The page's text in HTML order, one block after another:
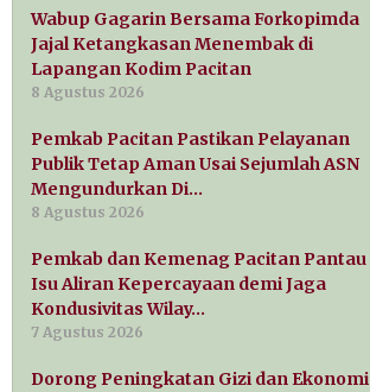
Wabup Gagarin Bersama Forkopimda
Jajal Ketangkasan Menembak di
Lapangan Kodim Pacitan
8 Agustus 2026
Pemkab Pacitan Pastikan Pelayanan
Publik Tetap Aman Usai Sejumlah ASN
Mengundurkan Di…
8 Agustus 2026
Pemkab dan Kemenag Pacitan Pantau
Isu Aliran Kepercayaan demi Jaga
Kondusivitas Wilay…
7 Agustus 2026
Dorong Peningkatan Gizi dan Ekonomi